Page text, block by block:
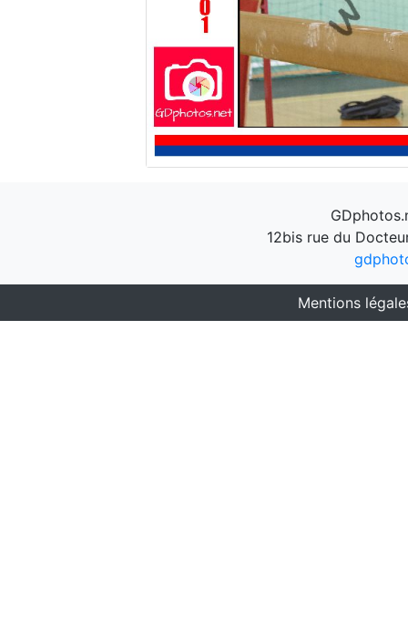
12bis rue du
Mentions